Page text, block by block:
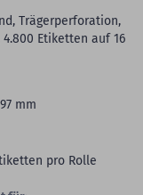
Trägerperforation,
4.800 Etiketten auf 16
97 mm
pro Rolle